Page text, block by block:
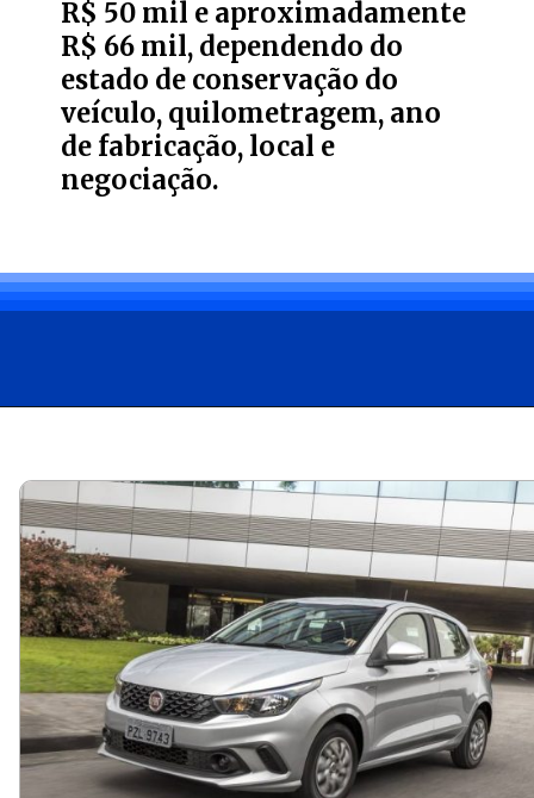
R$ 50 mil e aproximadamente
R$ 66 mil, dependendo do
estado de conservação do
veículo, quilometragem, ano
de fabricação, local e
negociação.